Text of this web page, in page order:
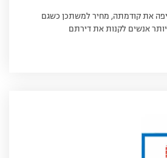
את קודמתה, מחיר למשתכן כשגם
אנשים לקנות את דירתם